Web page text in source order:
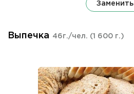
Заменить
Выпечка 46г./чел. (1 600 г.)